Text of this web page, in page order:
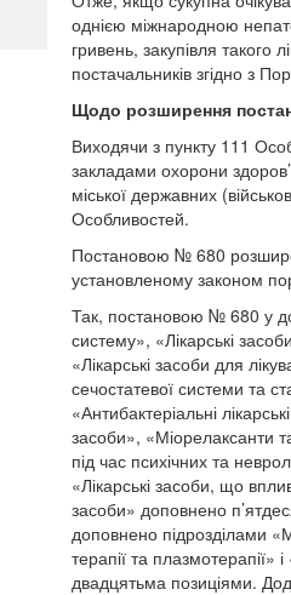
однією міжнародною
гривень, закупівля такого
постачальників згідно з
Щодо розширення
Виходячи з пункту 11 1
закладами охорони
міської державних
Особливостей.
Постановою № 680
установленому законом
Так, постановою № 680 у
систему», «Лікарські
«Лікарські засоби для
сечостатевої системи та
«Антибактеріальні
засоби», «Міорелаксанти
під час психічних та
«Лікарські засоби, що
засоби» доповнено
доповнено підрозділами
терапії та плазмотерапії»
двадцятьма позиціями.